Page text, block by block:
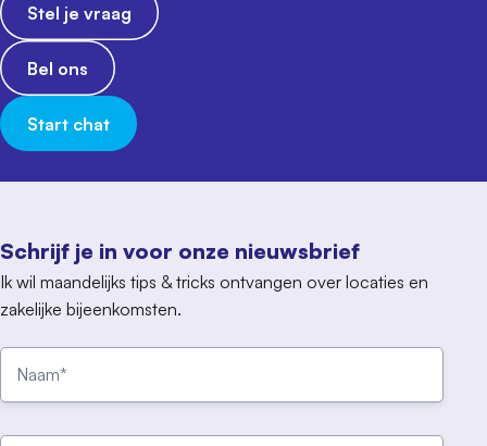
Schrijf je in voor onze nieuwsbrief
Ik wil maandelijks tips & tricks ontvangen over locaties en
zakelijke bijeenkomsten.
Stel je vraag
Bel ons
Start chat